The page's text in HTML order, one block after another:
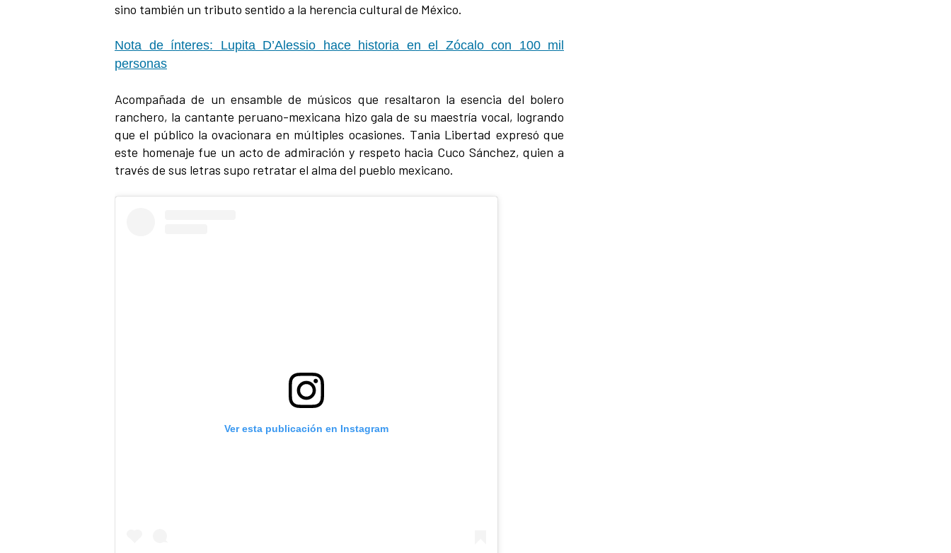
sino también un tributo sentido a la herencia cultural de México.
Nota de ínteres: Lupita D’Alessio hace historia en el Zócalo con 100 mil
personas
Acompañada de un ensamble de músicos que resaltaron la esencia del bolero
ranchero, la cantante peruano-mexicana hizo gala de su maestría vocal, logrando
que el público la ovacionara en múltiples ocasiones. Tania Libertad expresó que
este homenaje fue un acto de admiración y respeto hacia Cuco Sánchez, quien a
través de sus letras supo retratar el alma del pueblo mexicano.
Ver esta publicación en Instagram